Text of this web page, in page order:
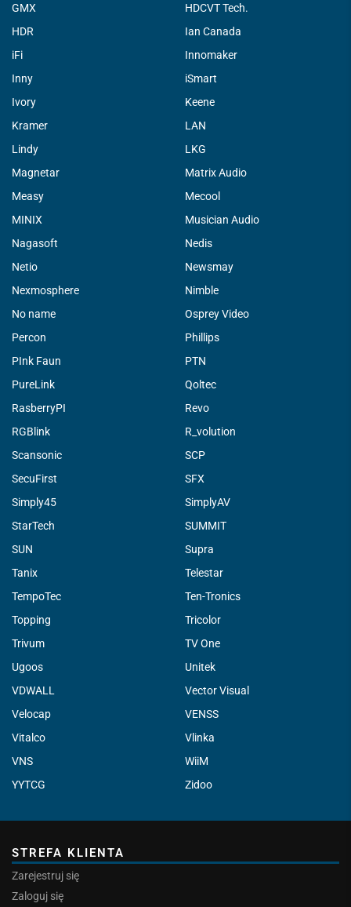
GMX
HDCVT Tech.
HDR
Ian Canada
iFi
Innomaker
Inny
iSmart
Ivory
Keene
Kramer
LAN
Lindy
LKG
Magnetar
Matrix Audio
Measy
Mecool
MINIX
Musician Audio
Nagasoft
Nedis
Netio
Newsmay
Nexmosphere
Nimble
No name
Osprey Video
Percon
Phillips
PInk Faun
PTN
PureLink
Qoltec
RasberryPI
Revo
RGBlink
R_volution
Scansonic
SCP
SecuFirst
SFX
Simply45
SimplyAV
StarTech
SUMMIT
SUN
Supra
Tanix
Telestar
TempoTec
Ten-Tronics
Topping
Tricolor
Trivum
TV One
Ugoos
Unitek
VDWALL
Vector Visual
Velocap
VENSS
Vitalco
Vlinka
VNS
WiiM
YYTCG
Zidoo
STREFA KLIENTA
Zarejestruj się
Zaloguj się